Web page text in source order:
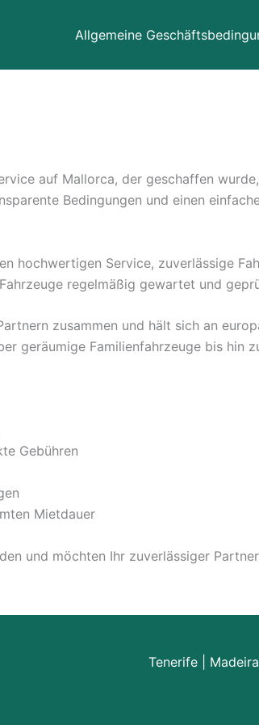
Allgemeine
auf Mallorca, der geschaffen
Bedingungen und einen
hochwertigen Service, zuverlässige
regelmäßig gewartet und
zusammen und hält sich an
geräumige Familienfahrzeuge bis hin
Gebühren
Mietdauer
und möchten Ihr zuverlässiger
Tenerife| Madeira